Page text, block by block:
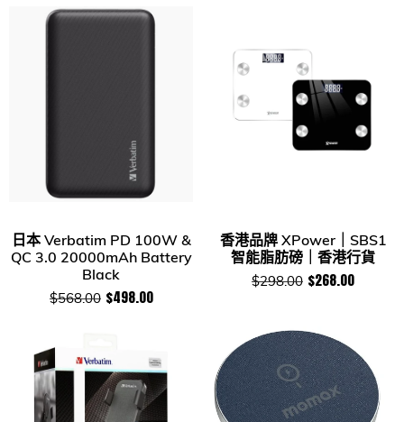
日本 Verbatim PD 100W &
QC 3.0 20000mAh Battery
Black
$568.00 $498.00
香港品牌 XPower｜SBS1
智能脂肪磅｜香港行貨
$298.00 $268.00